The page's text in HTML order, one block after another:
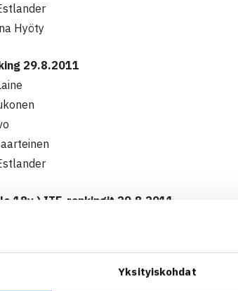
Yksityiskohdat
Hyöty
29.8.2011
18v.) ITF-rankingit 29.8.2011